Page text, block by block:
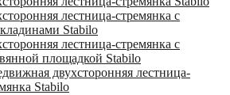
лестница-стремянка с
Stabilo
лестница-стремянка с
площадкой Stabilo
двухсторонняя лестница-
Stabilo